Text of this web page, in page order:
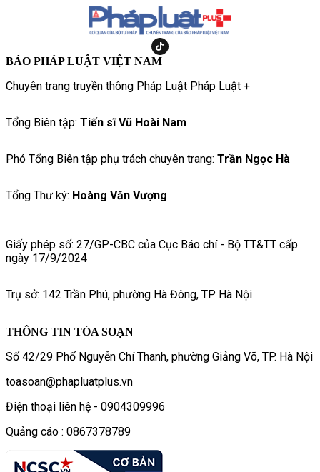
BÁO PHÁP LUẬT VIỆT NAM
Chuyên trang truyền thông Pháp Luật Pháp Luật +
Tổng Biên tập: Tiến sĩ Vũ Hoài Nam
Phó Tổng Biên tập phụ trách chuyên trang: Trần Ngọc Hà
Tổng Thư ký: Hoàng Văn Vượng
Giấy phép số: 27/GP-CBC của Cục Báo chí - Bộ TT&TT cấp
ngày 17/9/2024
Trụ sở: 142 Trần Phú, phường Hà Đông, TP Hà Nội
THÔNG TIN TÒA SOẠN
Số 42/29 Phố Nguyễn Chí Thanh, phường Giảng Võ, TP. Hà Nội
toasoan@phapluatplus.vn
Điện thoại liên hệ - 0904309996
Quảng cáo : 0867378789